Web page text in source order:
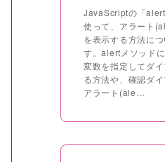
JavaScriptの「
使って、アラート
を表示する方法に
す。alertメソッドに
変数を指定してダ
る方法や、確認ダ
アラート(ale…